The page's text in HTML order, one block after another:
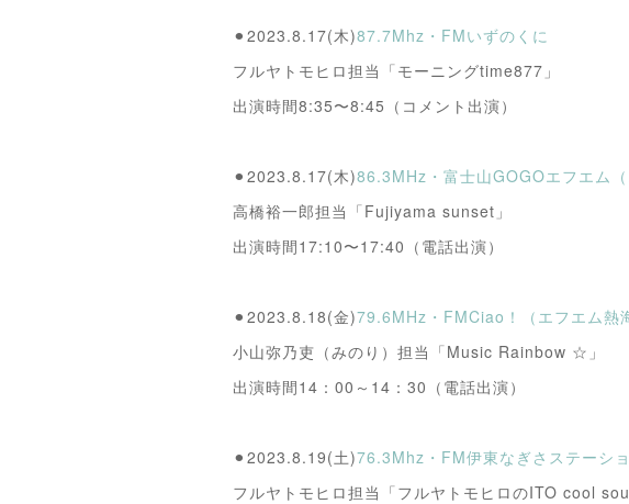
⚫︎2023.8.17(木)87.7Mhz・FMいずのくに
フルヤトモヒロ担当「モーニングtime877」
出演時間8:35〜8:45（コメント出演）
⚫︎2023.8.17(木)86.3MHz・富士山GOGOエフエム（
高橋裕一郎担当「Fujiyama sunset」
出演時間17:10〜17:40（電話出演）
⚫︎2023.8.18(金)79.6MHz・FMCiao！（エフエム熱
小山弥乃吏（みのり）担当「Music Rainbow ☆」
出演時間14：00～14：30（電話出演）
⚫︎2023.8.19(土)76.3Mhz・FM伊東なぎさステーシ
フルヤトモヒロ担当「フルヤトモヒロのITO cool